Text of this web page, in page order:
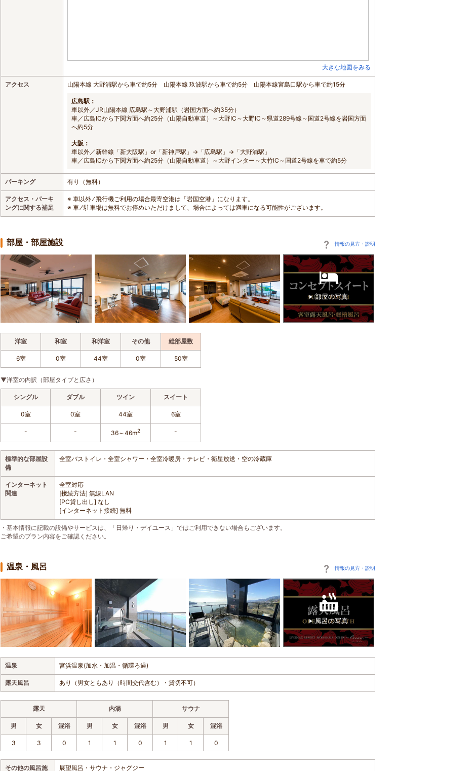
大きな地図をみる
アクセス 山陽本線 大野浦駅から車で約5分 山陽本線 玖波駅から車で約5分 山陽本線宮島口駅から車で約15分
広島駅：
車以外／JR山陽本線 広島駅～大野浦駅（岩国方面へ約35分）
車／広島ICから下関方面へ約25分（山陽自動車道）～大野IC～大野IC～県道289号線～国道2号線を岩国方面
へ約5分
大阪：
車以外／新幹線「新大阪駅」or「新神戸駅」→「広島駅」→「大野浦駅」
車／広島ICから下関方面へ約25分（山陽自動車道）～大野インター～大竹IC～国道2号線を車で約5分
パーキング 有り（無料）
アクセス・パーキ
ングに関する補足
※ 車以外 ⁄ 飛行機ご利用の場合最寄空港は「岩国空港」になります。
※ 車 ⁄ 駐車場は無料でお停めいただけまして、場合によっては満車になる可能性がございます。
部屋・部屋施設 情報の見方・説明
部屋の写真
洋室 和室 和洋室 その他 総部屋数
6室 0室 44室 0室 50室
▼洋室の内訳（部屋タイプと広さ）
シングル ダブル ツイン スイート
0室 0室 44室 6室
- - 36～46m2 -
標準的な部屋設
備
全室バストイレ・全室シャワー・全室冷暖房・テレビ・衛星放送・空の冷蔵庫
インターネット
関連
全室対応
[接続方法] 無線LAN
[PC貸し出し] なし
[インターネット接続] 無料
・基本情報に記載の設備やサービスは、「日帰り・デイユース」ではご利用できない場合もございます。
ご希望のプラン内容をご確認ください。
温泉・風呂 情報の見方・説明
風呂の写真
温泉 宮浜温泉(加水・加温・循環ろ過)
露天風呂 あり（男女ともあり（時間交代含む）・貸切不可）
露天 内湯 サウナ
男 女 混浴 男 女 混浴 男 女 混浴
3 3 0 1 1 0 1 1 0
その他の風呂施 展望風呂・サウナ・ジャグジー